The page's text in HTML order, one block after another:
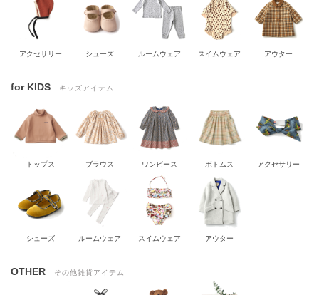
アクセサリー シューズ ルームウェア スイムウェア アウター
for KIDS キッズアイテム
トップス ブラウス ワンピース ボトムス アクセサリー
シューズ ルームウェア スイムウェア アウター
OTHER その他雑貨アイテム